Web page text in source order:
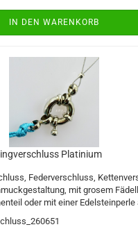
IN DEN WARENKORB
Platinium
Federverschluss,
mit grosem
oder mit einer Edelsteinperle